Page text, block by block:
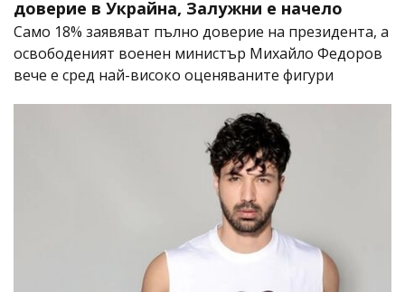
доверие в Украйна, Залужни е начело
Само 18% заявяват пълно доверие на президента, а
освободеният военен министър Михайло Федоров
вече е сред най-високо оценяваните фигури